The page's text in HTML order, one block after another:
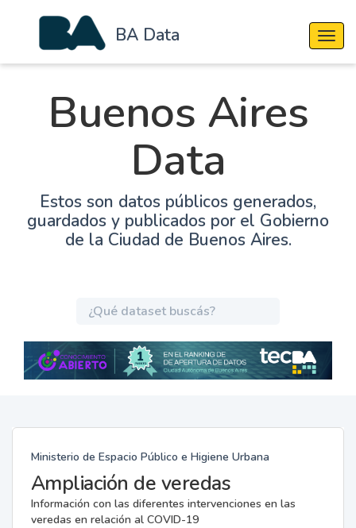
BA Data
Buenos Aires
Data
Estos son datos públicos generados,
guardados y publicados por el Gobierno
de la Ciudad de Buenos Aires.
Ministerio de Espacio Público e Higiene Urbana
Ampliación de veredas
Información con las diferentes intervenciones en las
veredas en relación al COVID-19